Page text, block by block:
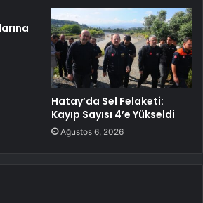
Hatay’da Sel Felaketi:
Kayıp Sayısı 4’e Yükseldi
Ağustos 6, 2026